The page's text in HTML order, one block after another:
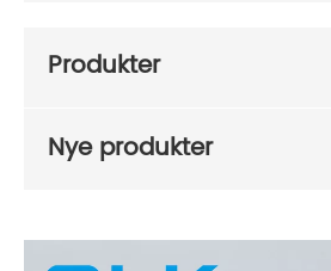
Produkter
Nye produkter